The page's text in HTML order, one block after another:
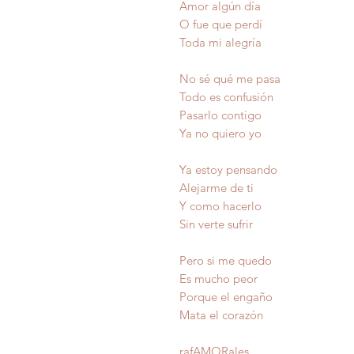
Amor algún día
O fue que perdí
Toda mi alegría
No sé qué me pasa
Todo es confusión
Pasarlo contigo
Ya no quiero yo
Ya estoy pensando
Alejarme de ti
Y como hacerlo
Sin verte sufrir
Pero si me quedo
Es mucho peor
Porque el
Mata el